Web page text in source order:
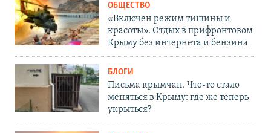
ОБЩЕСТВО
«Включен режим тишины и
красоты». Отдых в прифронтовом
Крыму без интернета и бензина
БЛОГИ
Письма крымчан. Что-то стало
меняться в Крыму: где же теперь
укрыться?